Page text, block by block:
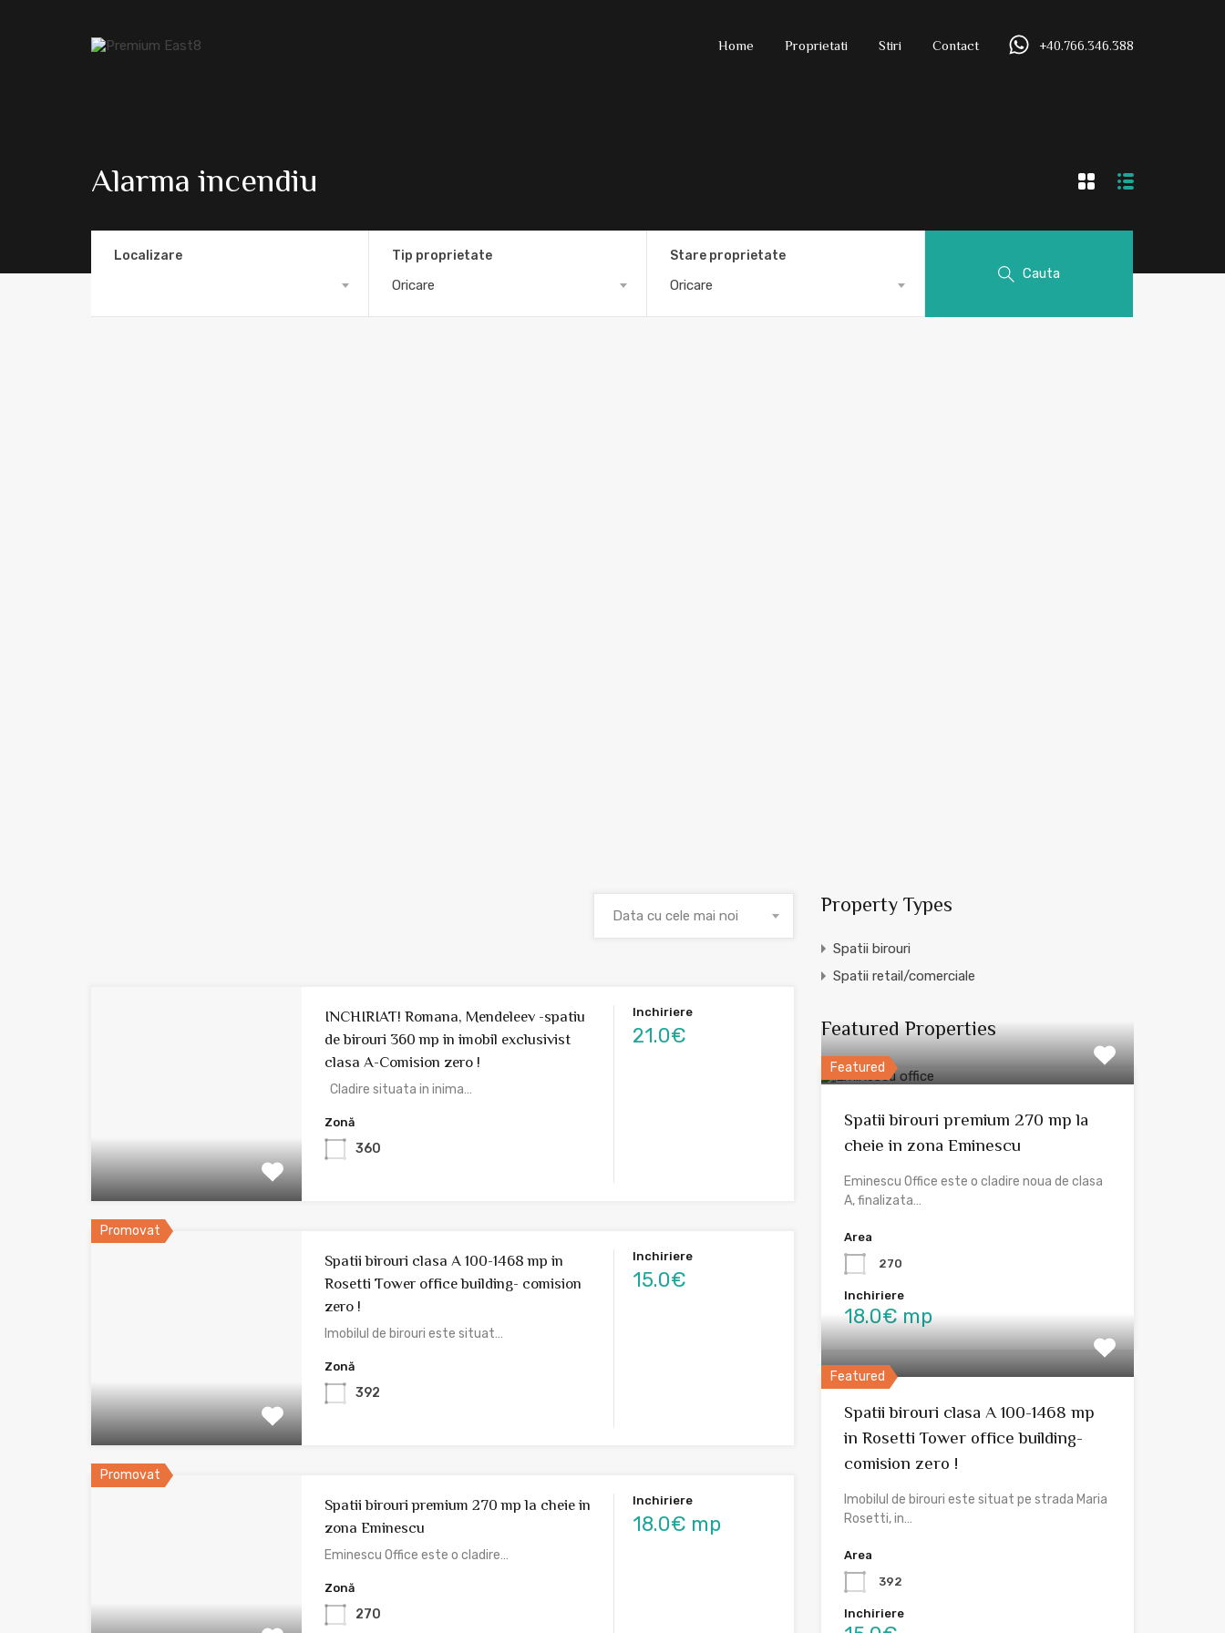
Home Proprietati Stiri Contact +40.766.346.388
Alarma incendiu
Localizare Tip proprietate
Oricare
Stare proprietate
Oricare
Cauta
Data cu cele mai noi
INCHIRIAT! Romana, Mendeleev -spatiu
de birouri 360 mp in imobil exclusivist
clasa A-Comision zero !
Cladire situata in inima…
Zonă
360
Inchiriere
21.0€
Promovat
Spatii birouri clasa A 100-1468 mp in
Rosetti Tower office building- comision
zero !
Imobilul de birouri este situat…
Zonă
392
Inchiriere
15.0€
Promovat
Spatii birouri premium 270 mp la cheie in
zona Eminescu
Eminescu Office este o cladire…
Zonă
270
Inchiriere
18.0€ mp
Property Types
Spatii birouri
Spatii retail/comerciale
Featured Properties
Featured
Spatii birouri premium 270 mp la
cheie in zona Eminescu
Eminescu Office este o cladire noua de clasa
A, finalizata…
Area
270
Inchiriere
18.0€ mp
Featured
Spatii birouri clasa A 100-1468 mp
in Rosetti Tower office building-
comision zero !
Imobilul de birouri este situat pe strada Maria
Rosetti, in…
Area
392
Inchiriere